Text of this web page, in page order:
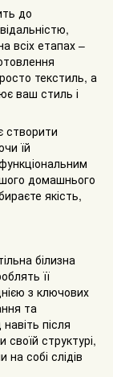
до
всіх етапах –
текстиль, а
ваш стиль і
створити
їй
домашнього
якість,
білизна
її
з ключових
та
після
структурі,
собі слідів